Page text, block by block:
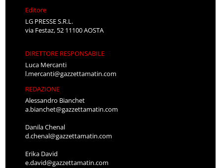
Editore
LG PRESSE S.R.L.
via Festaz, 52 11100 AOSTA
DIRETTORE RESPONSABILE
Luca Mercanti
l.mercanti@gazzettamatin.com
REDAZIONE
Alessandro Bianchet
a.bianchet@gazzettamatin.com
Danila Chenal
d.chenal@gazzettamatin.com
Erika David
e.david@gazzettamatin.com